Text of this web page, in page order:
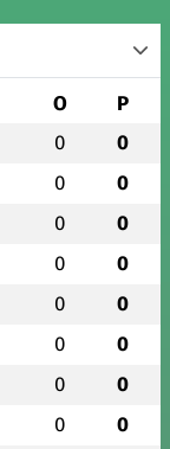
O P
0 0
0 0
0 0
0 0
0 0
0 0
0 0
0 0